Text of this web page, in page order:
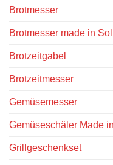
Brotmesser
Brotmesser made in
Brotzeitgabel
Brotzeitmesser
Gemüsemesser
Gemüseschäler Made
Grillgeschenkset